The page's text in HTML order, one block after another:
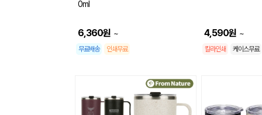
0ml
6,360원 ~
무료배송 인쇄무료
4,590원 ~
칼라인쇄 케이스무료